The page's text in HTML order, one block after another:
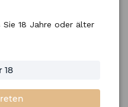
18 Jahre oder älter
18